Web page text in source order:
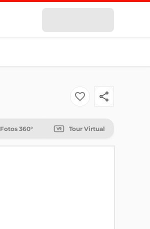
Fotos 360° Tour Virtual